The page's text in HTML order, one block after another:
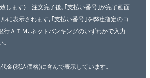
します) 注文完了後､｢支払い番号｣が完了画面
に表示されます｡｢支払い番号｣を弊社指定のコ
行ＡＴＭ､ネットバンキングのいずれかで入力
｡
金(税込価格)に含んで表示しています｡